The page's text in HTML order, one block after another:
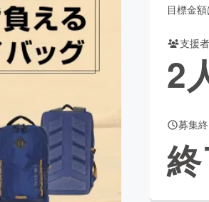
ビューティー・ヘルス
Social Good
CAMPFIRE Creation
るさと納税 machi-ya
目標金
支援
2
募集